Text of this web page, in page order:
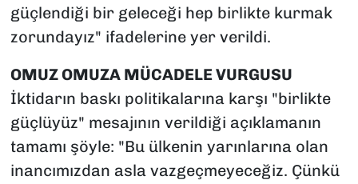
güçlendiği bir geleceği hep birlikte kurmak
zorundayız" ifadelerine yer verildi.
OMUZ OMUZA MÜCADELE VURGUSU
İktidarın baskı politikalarına karşı "birlikte
güçlüyüz" mesajının verildiği açıklamanın
tamamı şöyle: "Bu ülkenin yarınlarına olan
inancımızdan asla vazgeçmeyeceğiz. Çünkü